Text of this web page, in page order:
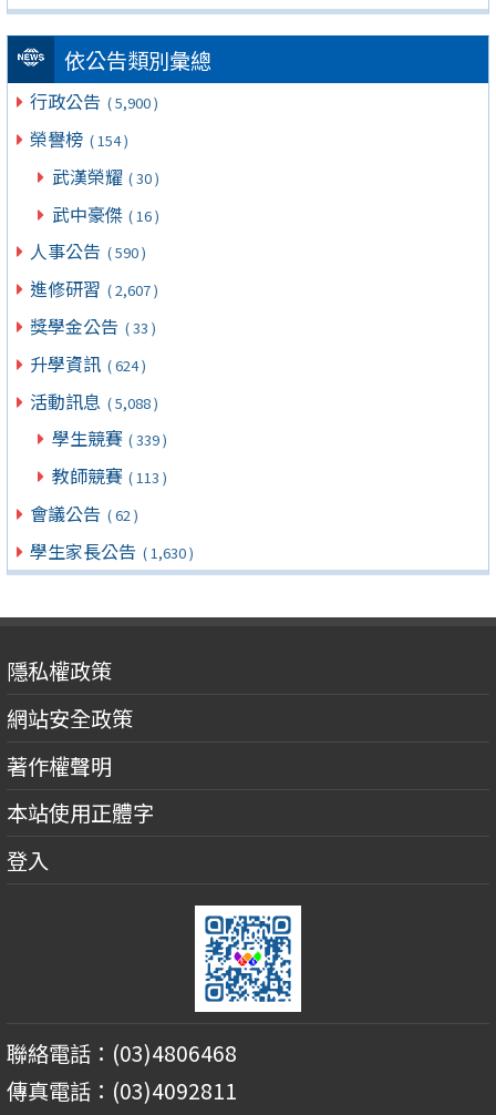
依公告類別彙總
行政公告 ( 5,900 )
榮譽榜 ( 154 )
武漢榮耀 ( 30 )
武中豪傑 ( 16 )
人事公告 ( 590 )
進修研習 ( 2,607 )
獎學金公告 ( 33 )
升學資訊 ( 624 )
活動訊息 ( 5,088 )
學生競賽 ( 339 )
教師競賽 ( 113 )
會議公告 ( 62 )
學生家長公告 ( 1,630 )
隱私權政策
網站安全政策
著作權聲明
本站使用正體字
登入
聯絡電話：(03)4806468
傳真電話：(03)4092811